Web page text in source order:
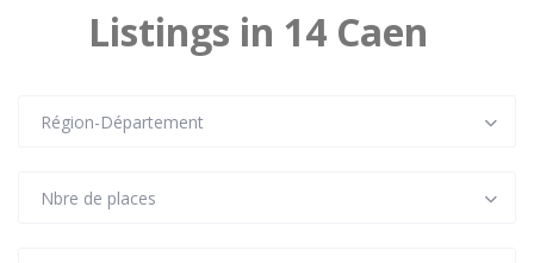
Listings in 14 Caen
Région-Département
Nbre de places